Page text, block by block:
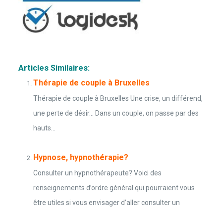
Articles Similaires:
Thérapie de couple à Bruxelles
Thérapie de couple à Bruxelles Une crise, un différend,
une perte de désir… Dans un couple, on passe par des
hauts...
Hypnose, hypnothérapie?
Consulter un hypnothérapeute? Voici des
renseignements d’ordre général qui pourraient vous
être utiles si vous envisager d’aller consulter un